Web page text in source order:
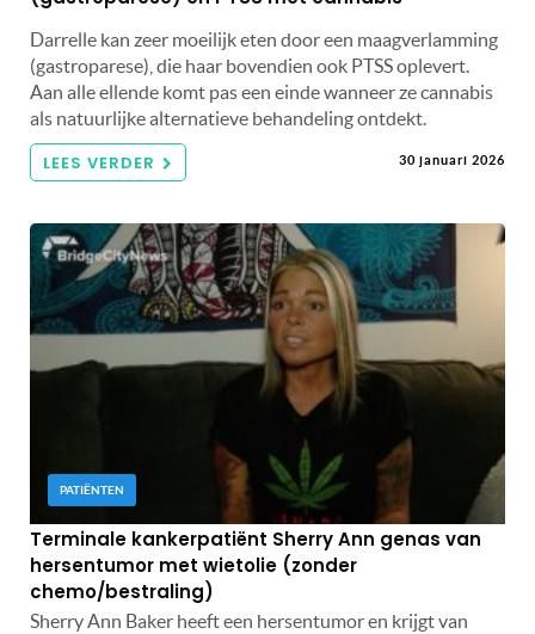
Darrelle kan zeer moeilijk eten door een maagverlamming
(gastroparese), die haar bovendien ook PTSS oplevert.
Aan alle ellende komt pas een einde wanneer ze cannabis
als natuurlijke alternatieve behandeling ontdekt.
LEES VERDER 30 januari 2026
PATIËNTEN
Terminale kankerpatiënt Sherry Ann genas van
hersentumor met wietolie (zonder
chemo/bestraling)
Sherry Ann Baker heeft een hersentumor en krijgt van